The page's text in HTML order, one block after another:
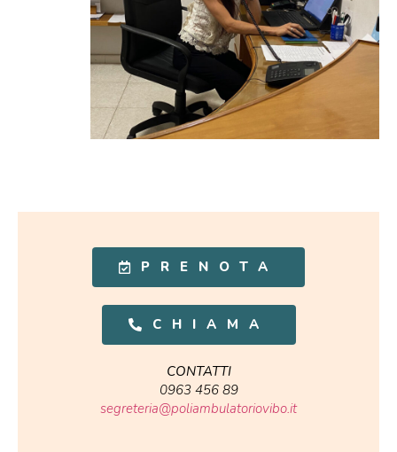
PRENOTA
CHIAMA
CONTATTI
0963 456 89
segreteria@poliambulatoriovibo.it